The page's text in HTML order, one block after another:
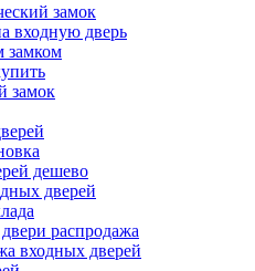
замок
входную дверь
замком
замок
дешево
дверей
распродажа
входных дверей